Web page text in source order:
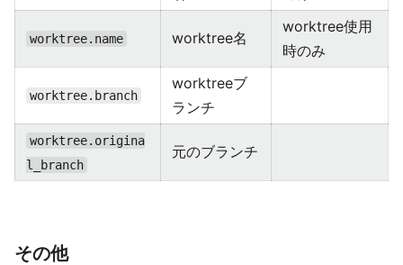
worktree.name worktree名
worktree使用
時のみ
worktree.branch
worktreeブ
ランチ
worktree.origina
l_branch
元のブランチ
その他